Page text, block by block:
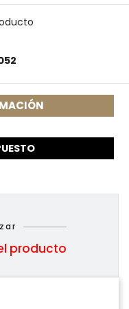
producto